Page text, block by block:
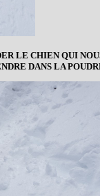
LE CHIEN QUI
DANS LA